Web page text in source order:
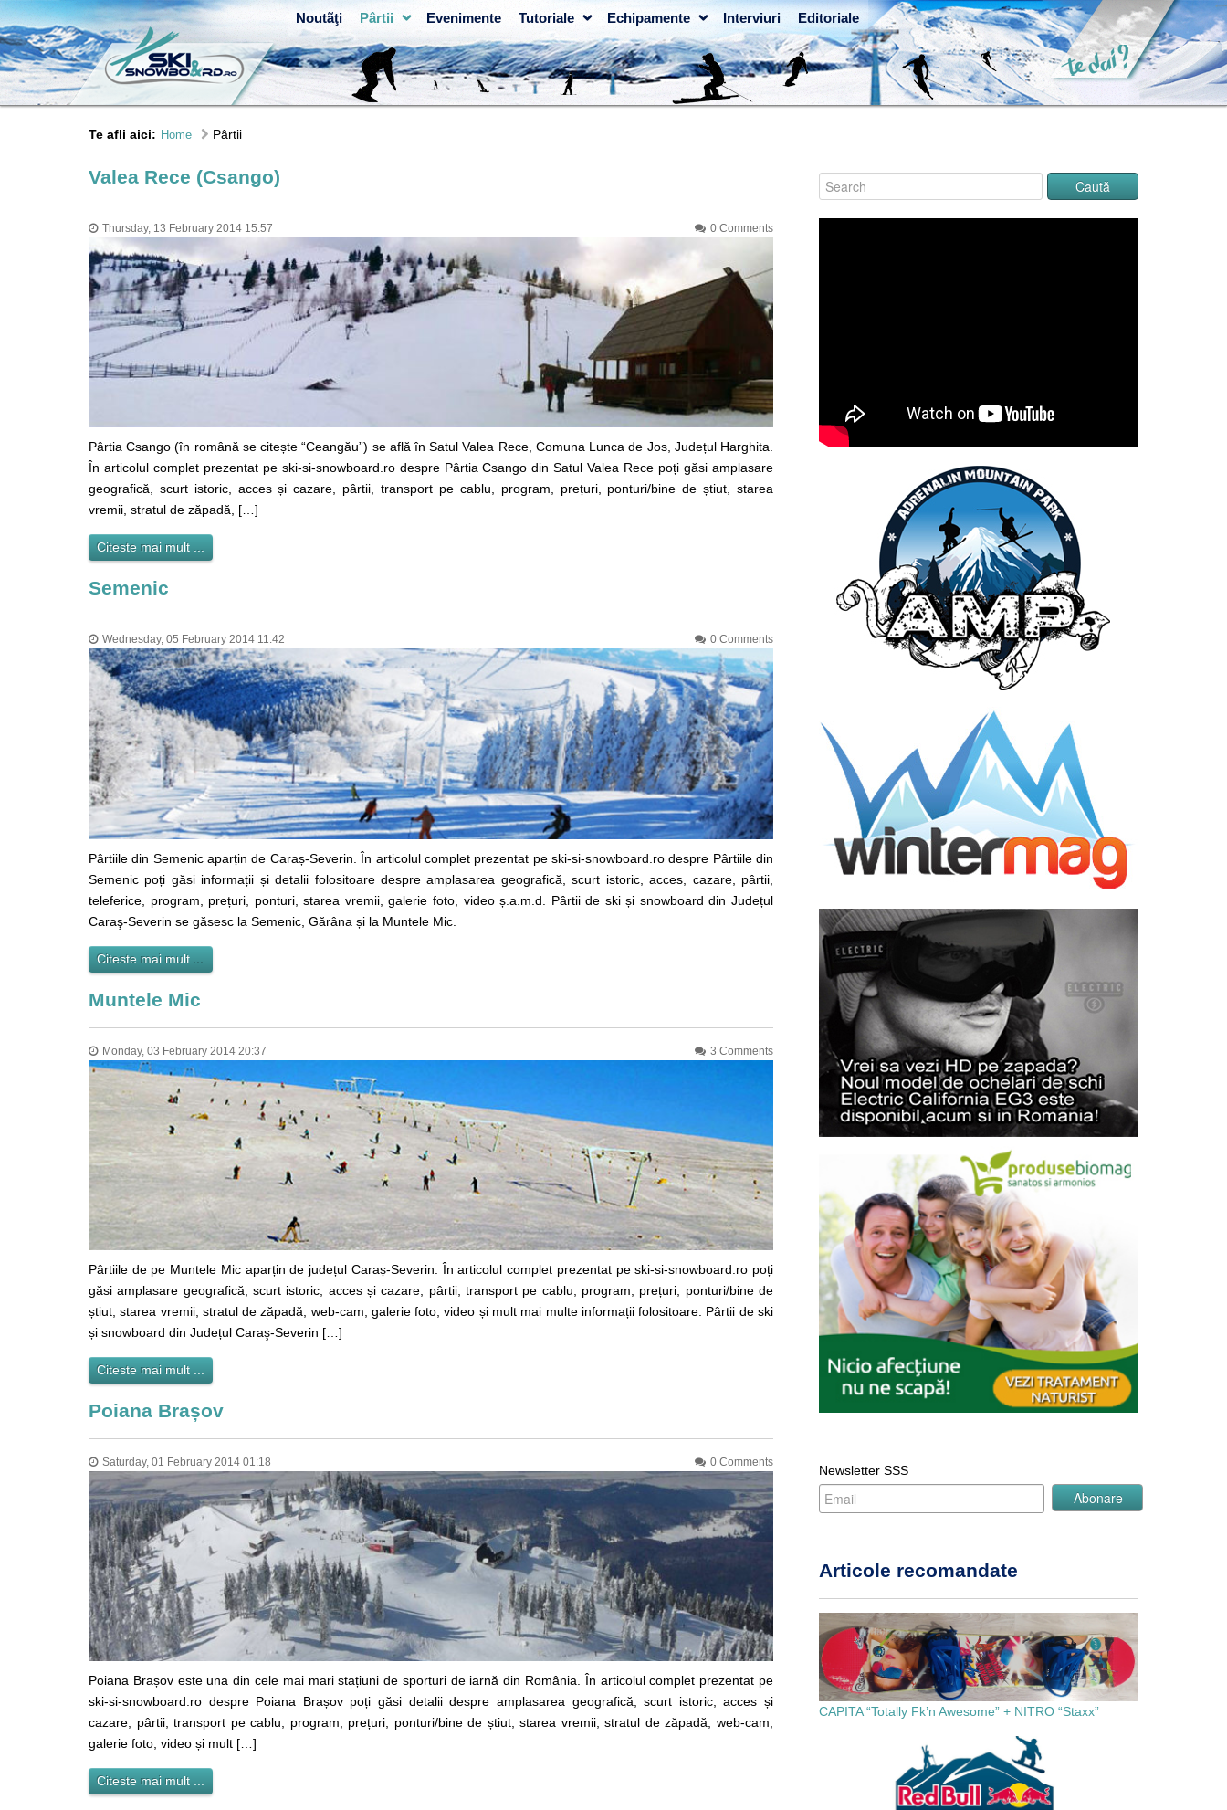
Noutãţi Pârtii Evenimente Tutoriale Echipamente Interviuri Editoriale
Te afli aici: Home Pârtii
Valea Rece (Csango)
Thursday, 13 February 2014 15:57 0 Comments
Pârtia Csango (în română se citește “Ceangău”) se află în Satul Valea Rece, Comuna Lunca de Jos, Județul Harghita.
În articolul complet prezentat pe ski-si-snowboard.ro despre Pârtia Csango din Satul Valea Rece poți găsi amplasare
geografică, scurt istoric, acces și cazare, pârtii, transport pe cablu, program, prețuri, ponturi/bine de știut, starea
vremii, stratul de zăpadă, […]
Citeste mai mult ...
Semenic
Wednesday, 05 February 2014 11:42 0 Comments
Pârtiile din Semenic aparțin de Caraș-Severin. În articolul complet prezentat pe ski-si-snowboard.ro despre Pârtiile din
Semenic poți găsi informații și detalii folositoare despre amplasarea geografică, scurt istoric, acces, cazare, pârtii,
teleferice, program, prețuri, ponturi, starea vremii, galerie foto, video ș.a.m.d. Pârtii de ski și snowboard din Județul
Caraş-Severin se găsesc la Semenic, Gărâna și la Muntele Mic.
Citeste mai mult ...
Muntele Mic
Monday, 03 February 2014 20:37 3 Comments
Pârtiile de pe Muntele Mic aparțin de județul Caraș-Severin. În articolul complet prezentat pe ski-si-snowboard.ro poți
găsi amplasare geografică, scurt istoric, acces și cazare, pârtii, transport pe cablu, program, prețuri, ponturi/bine de
știut, starea vremii, stratul de zăpadă, web-cam, galerie foto, video și mult mai multe informații folositoare. Pârtii de ski
și snowboard din Județul Caraş-Severin […]
Citeste mai mult ...
Poiana Brașov
Saturday, 01 February 2014 01:18 0 Comments
Poiana Brașov este una din cele mai mari stațiuni de sporturi de iarnă din România. În articolul complet prezentat pe
ski-si-snowboard.ro despre Poiana Brașov poți găsi detalii despre amplasarea geografică, scurt istoric, acces și
cazare, pârtii, transport pe cablu, program, prețuri, ponturi/bine de știut, starea vremii, stratul de zăpadă, web-cam,
galerie foto, video și mult […]
Citeste mai mult ...
Newsletter SSS
Articole recomandate
CAPITA “Totally Fk’n Awesome” + NITRO “Staxx”